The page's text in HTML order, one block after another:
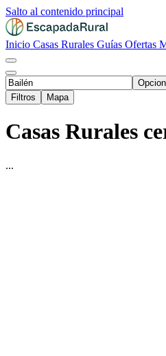
Salto al contenido principal
Inicio Casas Rurales Guías Ofertas
Filtros
Mapa
Casas Rurales
...